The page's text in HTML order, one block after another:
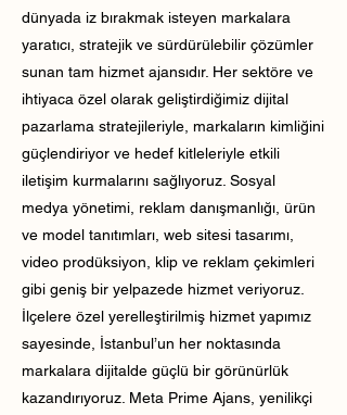
dünyada iz bırakmak isteyen markalara
yaratıcı, stratejik ve sürdürülebilir çözümler
sunan tam hizmet ajansıdır. Her sektöre ve
ihtiyaca özel olarak geliştirdiğimiz dijital
pazarlama stratejileriyle, markaların kimliğini
güçlendiriyor ve hedef kitleleriyle etkili
iletişim kurmalarını sağlıyoruz. Sosyal
medya yönetimi, reklam danışmanlığı, ürün
ve model tanıtımları, web sitesi tasarımı,
video prodüksiyon, klip ve reklam çekimleri
gibi geniş bir yelpazede hizmet veriyoruz.
İlçelere özel yerelleştirilmiş hizmet yapımız
sayesinde, İstanbul’un her noktasında
markalara dijitalde güçlü bir görünürlük
kazandırıyoruz. Meta Prime Ajans, yenilikçi